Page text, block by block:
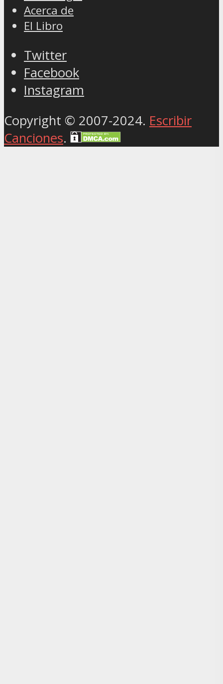
Acerca de
El Libro
Twitter
Facebook
Instagram
Copyright © 2007-2024. Escribir
Canciones.